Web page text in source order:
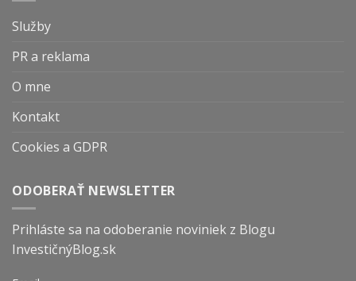
Služby
PR a reklama
O mne
Kontakt
Cookies a GDPR
ODOBERAŤ NEWSLETTER
Prihláste sa na odoberanie noviniek z Blogu
InvestičnýBlog.sk